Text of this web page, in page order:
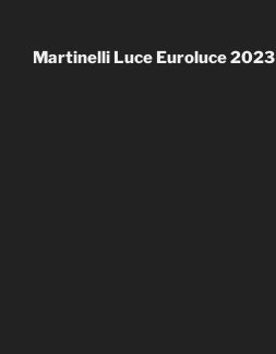
Martinelli Luce Euroluce 2023